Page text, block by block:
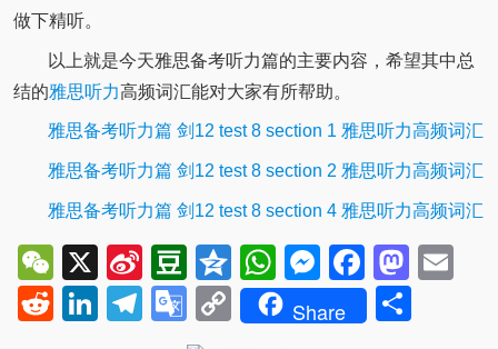
做下精听。
以上就是今天雅思备考听力篇的主要内容，希望其中总
结的雅思听力高频词汇能对大家有所帮助。
雅思备考听力篇 剑12 test 8 section 1 雅思听力高频词汇
雅思备考听力篇 剑12 test 8 section 2 雅思听力高频词汇
雅思备考听力篇 剑12 test 8 section 4 雅思听力高频词汇
WeChat
X
Sina
Weibo
Douban
QzoneWhatsApp
Messenger
RedditLinkedIn
Telegram
Google
Translate
Copy
Link
Share